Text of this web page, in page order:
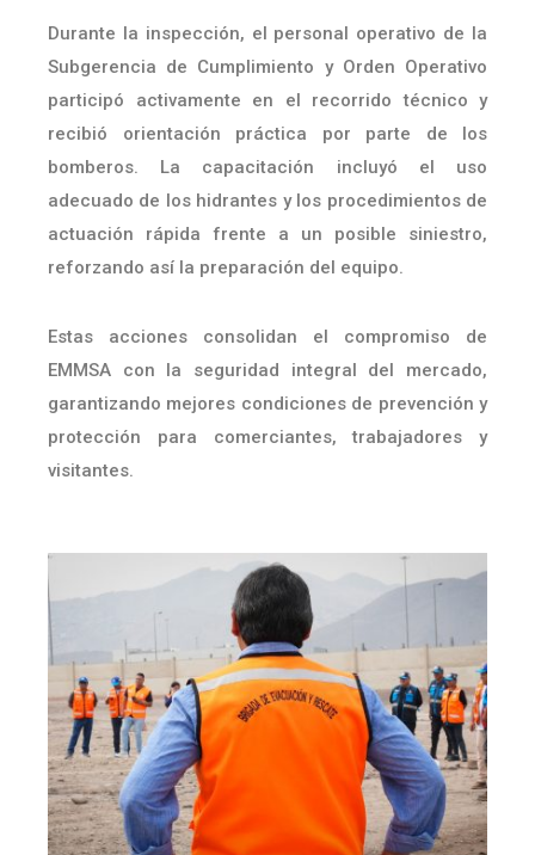
Durante la inspección, el personal operativo de la
Subgerencia de Cumplimiento y Orden Operativo
participó activamente en el recorrido técnico y
recibió orientación práctica por parte de los
bomberos. La capacitación incluyó el uso
adecuado de los hidrantes y los procedimientos de
actuación rápida frente a un posible siniestro,
reforzando así la preparación del equipo.
Estas acciones consolidan el compromiso de
EMMSA con la seguridad integral del mercado,
garantizando mejores condiciones de prevención y
protección para comerciantes, trabajadores y
visitantes.